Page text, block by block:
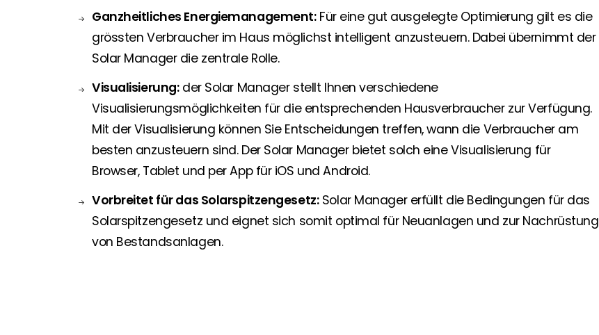
Ganzheitliches Energiemanagement:Für eine gut ausgelegte Optimierung gilt es die
grössten Verbraucher im Haus möglichst intelligent anzusteuern. Dabei übernimmt der
Solar Manager die zentrale Rolle.
Visualisierung:der Solar Manager stellt Ihnen verschiedene
Visualisierungsmöglichkeiten für die entsprechenden Hausverbraucher zur Verfügung.
Mit der Visualisierung können Sie Entscheidungen treffen, wann die Verbraucher am
besten anzusteuern sind. Der Solar Manager bietet solch eine Visualisierung für
Browser, Tablet und per App für iOS und Android.
Vorbreitet für das Solarspitzengesetz:Solar Manager erfüllt die Bedingungen für das
Solarspitzengesetz und eignet sich somit optimal für Neuanlagen und zur Nachrüstung
von Bestandsanlagen.